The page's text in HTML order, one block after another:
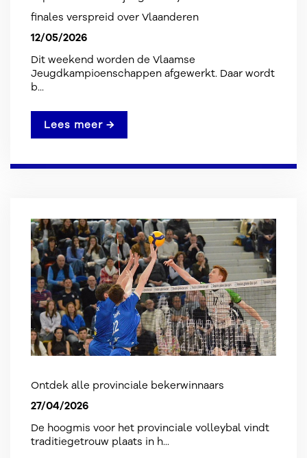
finales verspreid over Vlaanderen
12/05/2026
Dit weekend worden de Vlaamse
Jeugdkampioenschappen afgewerkt. Daar wordt
b...
Lees meer →
Ontdek alle provinciale bekerwinnaars
27/04/2026
De hoogmis voor het provinciale volleybal vindt
traditiegetrouw plaats in h...